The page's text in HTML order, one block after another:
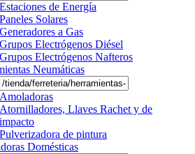
Estaciones de Energía
Paneles Solares
Generadores a Gas
Grupos Electrógenos Diésel
Grupos Electrógenos Nafteros
Neumáticas
Amoladoras
Atornilladores, Llaves Rachet y de
impacto
Pulverizadora de pintura
Domésticas